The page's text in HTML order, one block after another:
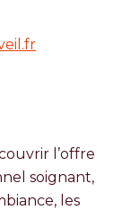
l’offre
soignant,
les